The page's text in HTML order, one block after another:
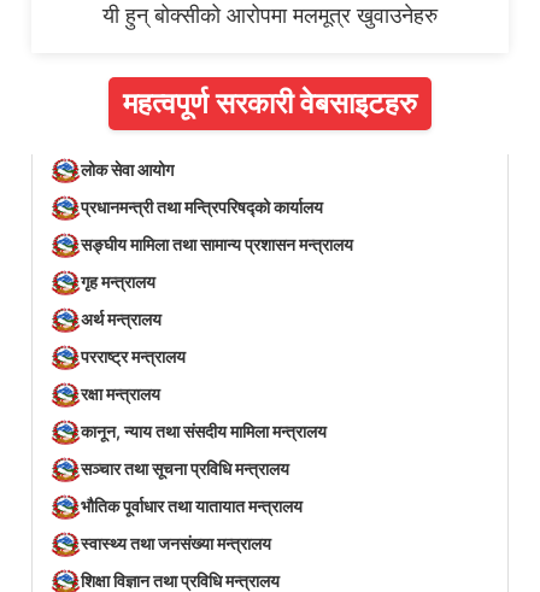
यी हुन् बोक्सीको आरोपमा मलमूत्र खुवाउनेहरु
महत्वपूर्ण सरकारी वेबसाइटहरु
लोक सेवा आयोग
प्रधानमन्त्री तथा मन्त्रिपरिषद्को कार्यालय
सङ्घीय मामिला तथा सामान्य प्रशासन मन्त्रालय
गृह मन्त्रालय
अर्थ मन्त्रालय
परराष्ट्र मन्त्रालय
रक्षा मन्त्रालय
कानून, न्याय तथा संसदीय मामिला मन्त्रालय
सञ्‍चार तथा सूचना प्रविधि मन्त्रालय
भौतिक पूर्वाधार तथा यातायात मन्त्रालय
स्वास्थ्य तथा जनसंख्या मन्त्रालय
शिक्षा विज्ञान तथा प्रविधि मन्त्रालय